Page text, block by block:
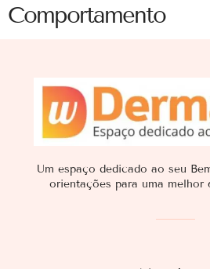
Comportamento
Um espaço dedicado ao seu
orientações para uma melhor